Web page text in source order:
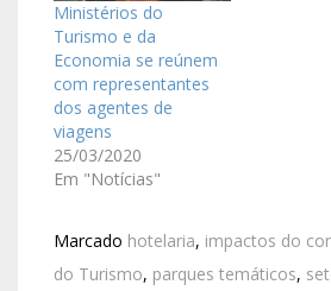
Ministérios do
Turismo e da
Economia se reúnem
com representantes
dos agentes de
viagens
25/03/2020
Em "Notícias"
Marcado hotelaria, impactos do
do Turismo, parques temáticos,